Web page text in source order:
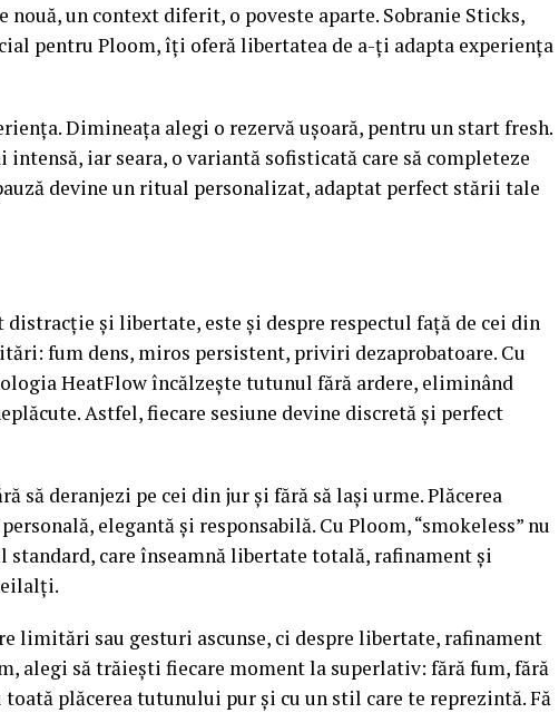
nouă, un context diferit, o poveste aparte. Sobranie Sticks,
pentru Ploom, îți oferă libertatea de a-ți adapta experiența
Dimineața alegi o rezervă ușoară, pentru un start fresh.
intensă, iar seara, o variantă sofisticată care să completeze
devine un ritual personalizat, adaptat perfect stării tale
și libertate, este și despre respectul față de cei din
fum dens, miros persistent, priviri dezaprobatoare. Cu
HeatFlow încălzește tutunul fără ardere, eliminând
Astfel, fiecare sesiune devine discretă și perfect
să deranjezi pe cei din jur și fără să lași urme. Plăcerea
elegantă și responsabilă. Cu Ploom, “smokeless” nu
standard, care înseamnă libertate totală, rafinament și
limitări sau gesturi ascunse, ci despre libertate, rafinament
alegi să trăiești fiecare moment la superlativ: fără fum, fără
plăcerea tutunului pur și cu un stil care te reprezintă. Fă